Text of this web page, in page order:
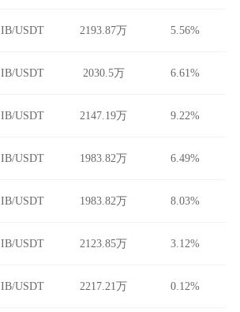
IB/USDT 2193.87万 5.56%
IB/USDT 2030.5万 6.61%
IB/USDT 2147.19万 9.22%
IB/USDT 1983.82万 6.49%
IB/USDT 1983.82万 8.03%
IB/USDT 2123.85万 3.12%
IB/USDT 2217.21万 0.12%